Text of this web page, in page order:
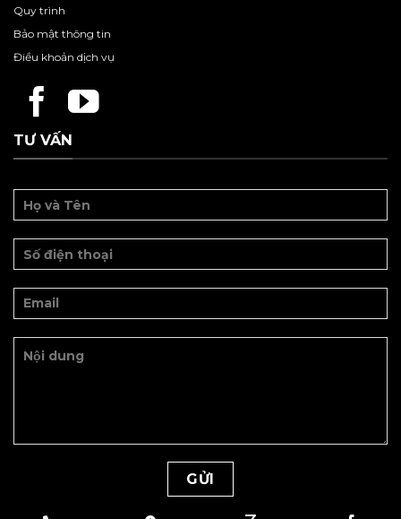
Quy trình
Bảo mật thông tin
Điều khoản dịch vụ
TƯ VẤN